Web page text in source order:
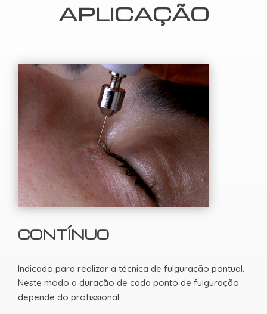
APLICAÇÃO
CONTÍNUO
Indicado para realizar a técnica de fulguração pontual.
Neste modo a duração de cada ponto de fulguração
depende do profissional.